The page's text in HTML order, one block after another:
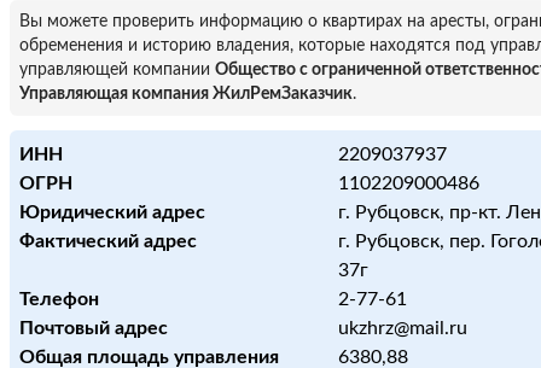
Вы можете проверить информацию о квартирах на аресты,
обременения и историю владения, которые находятся под
управляющей компании Общество с ограниченной
Управляющая компания ЖилРемЗаказчик.
ИНН
2209037937
ОГРН
1102209000486
Юридический адрес
г. Рубцовск, пр-кт.
Фактический адрес
г. Рубцовск, пер.
37г
Телефон
2-77-61
Почтовый адрес
ukzhrz@mail.ru
Общая площадь управления
6380,88